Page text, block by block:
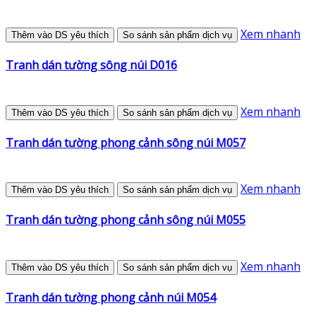
Thêm vào DS yêu thích So sánh sản phẩm dịch vụ Xem nhanh
Tranh dán tường sông núi D016
Thêm vào DS yêu thích So sánh sản phẩm dịch vụ Xem nhanh
Tranh dán tường phong cảnh sông núi M057
Thêm vào DS yêu thích So sánh sản phẩm dịch vụ Xem nhanh
Tranh dán tường phong cảnh sông núi M055
Thêm vào DS yêu thích So sánh sản phẩm dịch vụ Xem nhanh
Tranh dán tường phong cảnh núi M054